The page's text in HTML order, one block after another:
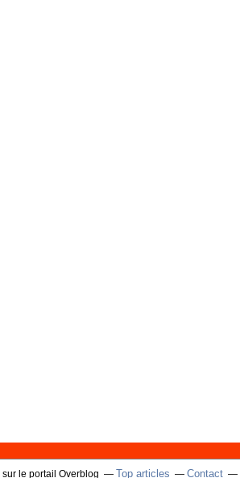
sur le portail Overblog Top articles Contact